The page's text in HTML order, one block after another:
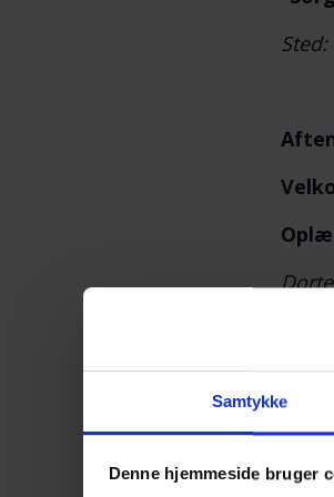
Samtykke
Denne hjemmeside bruger